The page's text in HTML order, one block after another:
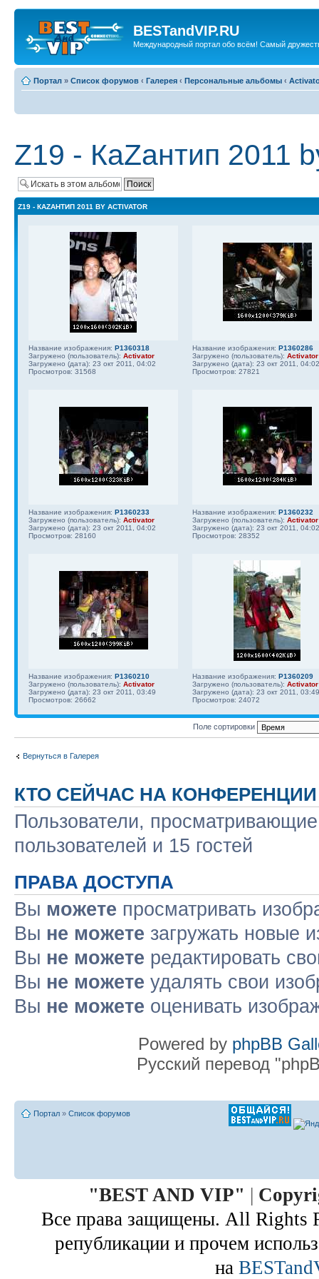
BESTandVIP.RU
Международный портал обо всём! Самый
Портал » Список форумов ‹ Галерея ‹ Персональные альбомы ‹
Z19 - КаZантип 2011
Z19 - КАZАНТИП 2011 BY ACTIVATOR
Название изображения: P1360318
Загружено (пользователь): Activator
Загружено (дата): 23 окт 2011, 04:02
Просмотров: 31568
Название изображения: P1360286
Загружено (пользователь): Activator
Загружено (дата): 23 окт 2011, 04:02
Просмотров: 27821
Название изображения: P1360233
Загружено (пользователь): Activator
Загружено (дата): 23 окт 2011, 04:02
Просмотров: 28160
Название изображения: P1360232
Загружено (пользователь): Activator
Загружено (дата): 23 окт 2011, 04:02
Просмотров: 28352
Название изображения: P1360210
Загружено (пользователь): Activator
Загружено (дата): 23 окт 2011, 03:49
Просмотров: 26662
Название изображения: P1360209
Загружено (пользователь): Activator
Загружено (дата): 23 окт 2011, 03:49
Просмотров: 24072
Поле сортировки
Вернуться в Галерея
КТО СЕЙЧАС НА КОНФЕРЕНЦИИ
Пользователи,
пользователей и 15 гостей
ПРАВА ДОСТУПА
Вы можете просматривать
Вы не можете загружать новые
Вы не можете редактировать
Вы не можете удалять свои
Вы не можете оценивать
Powered by phpBB
Русский перевод
Портал » Список форумов
"BEST AND VIP" |
Все права защищены. All Rights
републикации и прочем
на